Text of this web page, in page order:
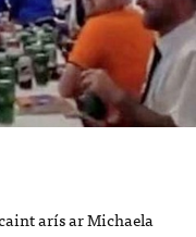
arís ar Michaela